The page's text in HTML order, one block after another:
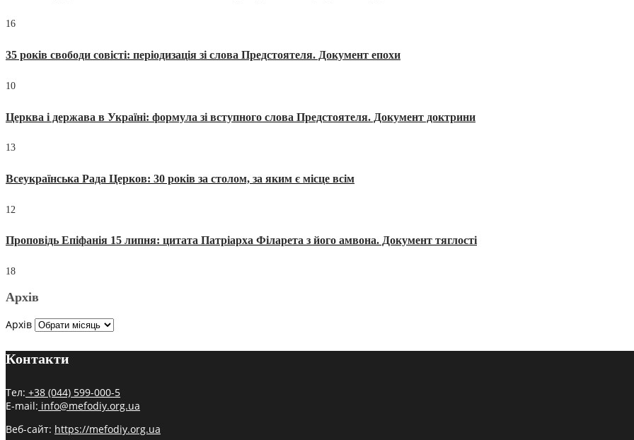
16
35 років свободи совісті: періодизація зі слова Предстоятеля. Документ епохи
10
Церква і держава в Україні: формула зі вступного слова Предстоятеля. Документ доктрини
13
Всеукраїнська Рада Церков: 30 років за столом, за яким є місце всім
12
Проповідь Епіфанія 15 липня: цитата Патріарха Філарета з його амвона. Документ тяглості
18
Архів
Архів
Контакти
Тел: +38 (044) 599-000-5
E-mail: info@mefodiy.org.ua
Веб-сайт: https://mefodiy.org.ua